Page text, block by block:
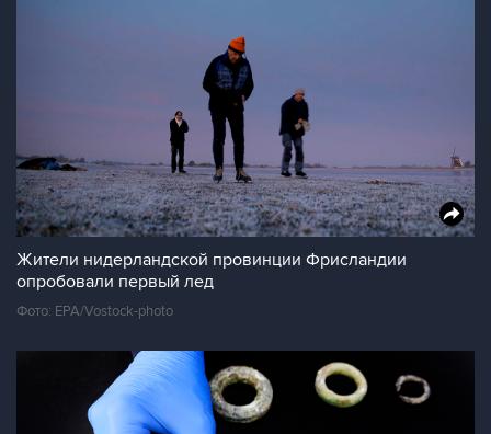
Жители нидерландской провинции Фрисландии
опробовали первый лед
Фото: EPA/Vostock-photo